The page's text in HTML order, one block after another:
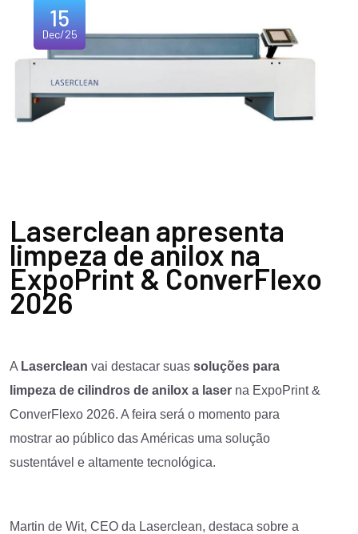
15
Dec/25
Laserclean apresenta
limpeza de anilox na
ExpoPrint & ConverFlexo
2026
A Laserclean vai destacar suas soluções para
limpeza de cilindros de anilox a laser na ExpoPrint &
ConverFlexo 2026. A feira será o momento para
mostrar ao público das Américas uma solução
sustentável e altamente tecnológica.
Martin de Wit, CEO da Laserclean, destaca sobre a